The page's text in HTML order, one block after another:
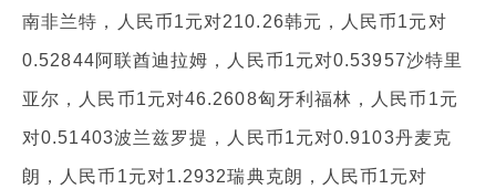
南非兰特，人民币1元对210.26韩元，人民币1元对
0.52844阿联酋迪拉姆，人民币1元对0.53957沙特里
亚尔，人民币1元对46.2608匈牙利福林，人民币1元
对0.51403波兰兹罗提，人民币1元对0.9103丹麦克
朗，人民币1元对1.2932瑞典克朗，人民币1元对